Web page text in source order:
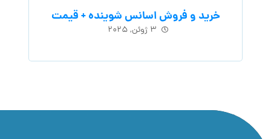
خرید و فروش اسانس شوینده + قیمت
۳ ژوئن, ۲۰۲۵